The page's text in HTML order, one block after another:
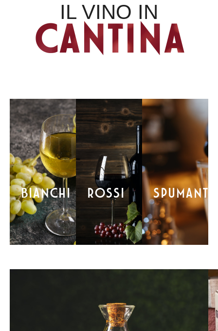
IL VINO IN
CANTINA
BIANCHI ROSSI SPUMANTI